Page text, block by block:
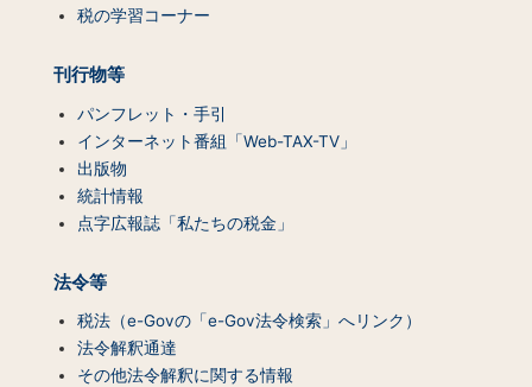
税の学習コーナー
刊行物等
パンフレット・手引
インターネット番組「Web-TAX-TV」
出版物
統計情報
点字広報誌「私たちの税金」
法令等
税法（e-Govの「e-Gov法令検索」へリンク）
法令解釈通達
その他法令解釈に関する情報